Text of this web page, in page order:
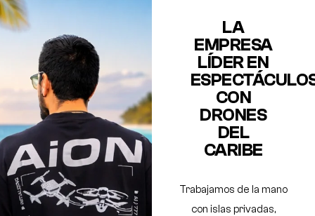
LA
EMPRESA
LÍDER EN
CON
DRONES
DEL
CARIBE
High
y
Trabajamos de la mano
con islas privadas,